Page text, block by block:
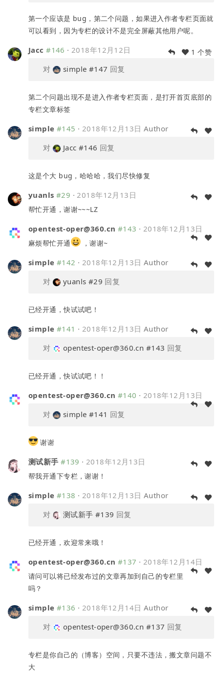
第一个应该是 bug，第二个问题，如果进入作者专栏页面就
可以看到，因为专栏的设计不是完全屏蔽其他用户呢。
Jacc #146 ·2018年12月12日 1 个赞
对 simple #147 回复
第二个问题出现不是进入作者专栏页面，是打开首页底部的
专栏文章标签
simple #145 · 2018年12月13日 Author
对
Jacc #146 回复
这是个大 bug，哈哈哈，我们尽快修复
yuanls #29 ·2018年12月13日
帮忙开通，谢谢~~~LZ
opentest-oper@360.cn #143 · 2018年12月13日
麻烦帮忙开通 ，谢谢~
simple #142 · 2018年12月13日 Author
对
yuanls #29 回复
已经开通，快试试吧！
simple #141 · 2018年12月13日 Author
对
opentest-oper@360.cn #143 回复
已经开通，快试试吧！！
opentest-oper@360.cn #140 · 2018年12月13日
对
simple #141 回复
谢谢
测试新手 #139 ·2018年12月13日
帮我开通下专栏，谢谢！
simple #138 · 2018年12月13日 Author
对
测试新手 #139 回复
已经开通，欢迎常来哦！
opentest-oper@360.cn #137 · 2018年12月14日
请问可以将已经发布过的文章再加到自己的专栏里
吗？
simple #136 · 2018年12月14日 Author
对
opentest-oper@360.cn #137 回复
专栏是你自己的（博客）空间，只要不违法，搬文章问题不
大